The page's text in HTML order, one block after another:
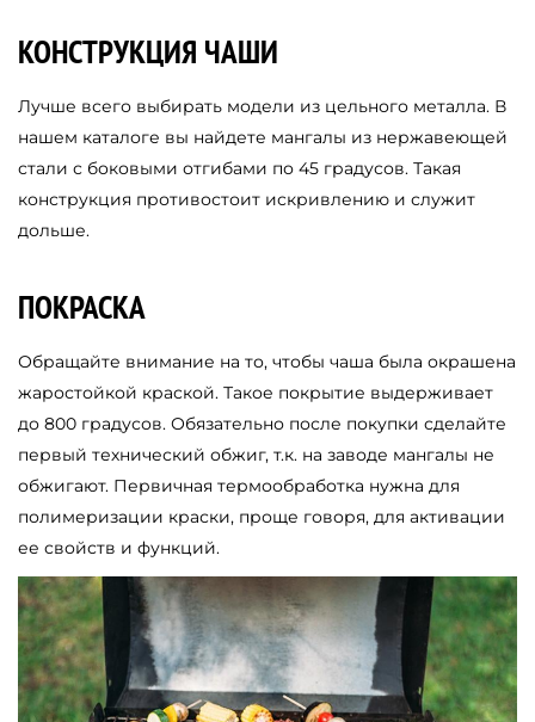
КОНСТРУКЦИЯ ЧАШИ
Лучше всего выбирать модели из цельного металла. В
нашем каталоге вы найдете мангалы из нержавеющей
стали с боковыми отгибами по 45 градусов. Такая
конструкция противостоит искривлению и служит
дольше.
ПОКРАСКА
Обращайте внимание на то, чтобы чаша была окрашена
жаростойкой краской. Такое покрытие выдерживает
до 800 градусов. Обязательно после покупки сделайте
первый технический обжиг, т.к. на заводе мангалы не
обжигают. Первичная термообработка нужна для
полимеризации краски, проще говоря, для активации
ее свойств и функций.